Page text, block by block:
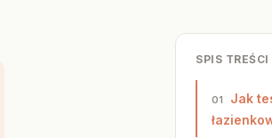
SPIS TREŚCI
Jak